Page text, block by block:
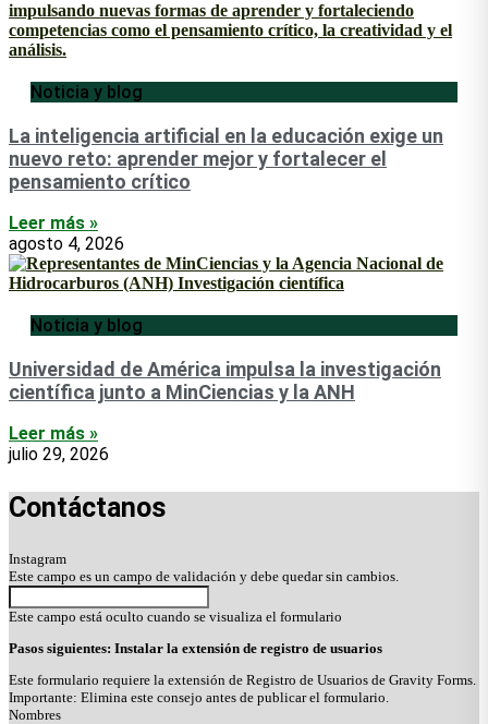
Noticia y blog
La inteligencia artificial en la educación exige un
nuevo reto: aprender mejor y fortalecer el
pensamiento crítico
Leer más »
agosto 4, 2026
Noticia y blog
Universidad de América impulsa la investigación
científica junto a MinCiencias y la ANH
Leer más »
julio 29, 2026
Contáctanos
Instagram
Este campo es un campo de validación y debe quedar sin cambios.
Este campo está oculto cuando se visualiza el formulario
Pasos siguientes: Instalar la extensión de registro de usuarios
Este formulario requiere la extensión de Registro de Usuarios de Gravity Forms.
Importante: Elimina este consejo antes de publicar el formulario.
Nombres